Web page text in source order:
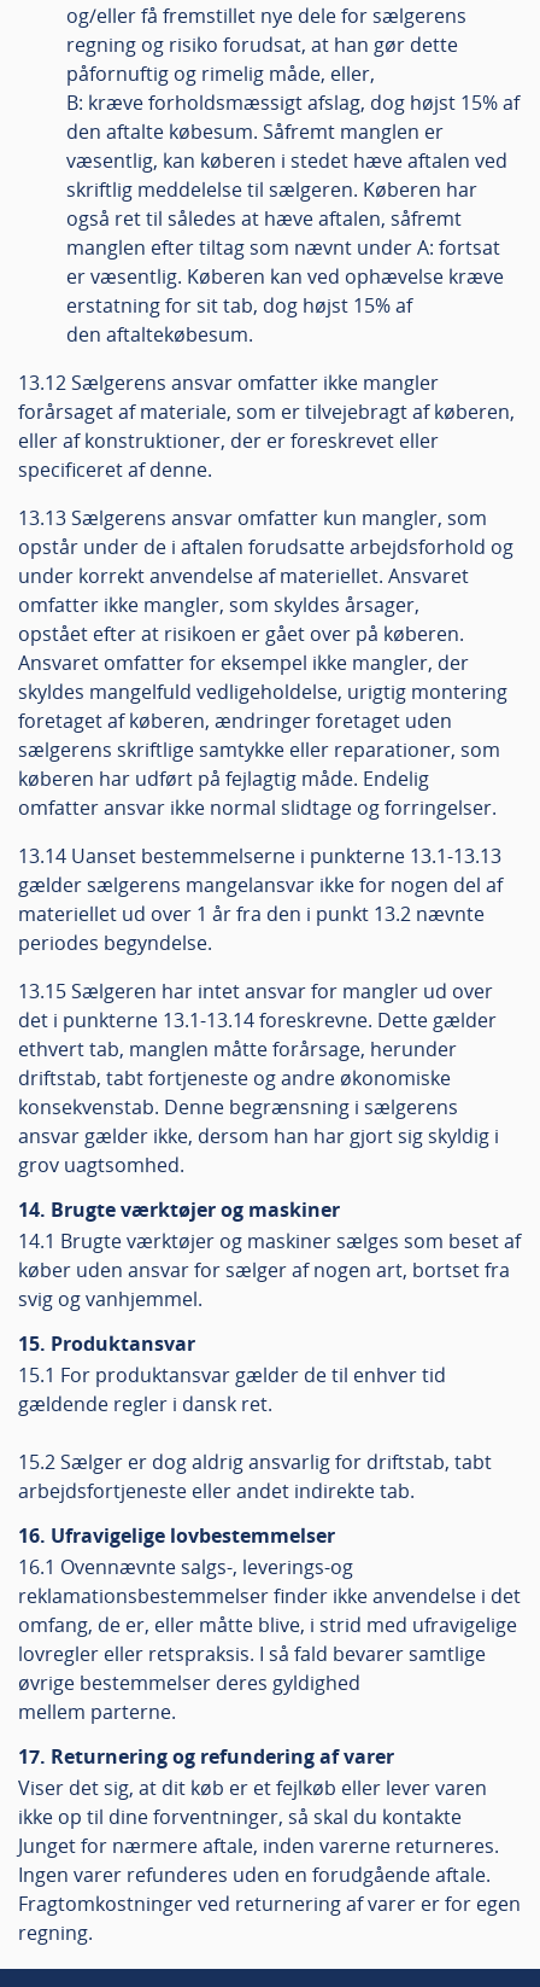
og/eller få fremstillet nye dele for sælgerens
regning og risiko forudsat, at han gør dette
påfornuftig og rimelig måde, eller,
B: kræve forholdsmæssigt afslag, dog højst 15% af
den aftalte købesum. Såfremt manglen er
væsentlig, kan køberen i stedet hæve aftalen ved
skriftlig meddelelse til sælgeren. Køberen har
også ret til således at hæve aftalen, såfremt
manglen efter tiltag som nævnt under A: fortsat
er væsentlig. Køberen kan ved ophævelse kræve
erstatning for sit tab, dog højst 15% af
den aftaltekøbesum.
13.12 Sælgerens ansvar omfatter ikke mangler
forårsaget af materiale, som er tilvejebragt af køberen,
eller af konstruktioner, der er foreskrevet eller
specificeret af denne.
13.13 Sælgerens ansvar omfatter kun mangler, som
opstår under de i aftalen forudsatte arbejdsforhold og
under korrekt anvendelse af materiellet. Ansvaret
omfatter ikke mangler, som skyldes årsager,
opstået efter at risikoen er gået over på køberen.
Ansvaret omfatter for eksempel ikke mangler, der
skyldes mangelfuld vedligeholdelse, urigtig montering
foretaget af køberen, ændringer foretaget uden
sælgerens skriftlige samtykke eller reparationer, som
køberen har udført på fejlagtig måde. Endelig
omfatter ansvar ikke normal slidtage og forringelser.
13.14 Uanset bestemmelserne i punkterne 13.1-13.13
gælder sælgerens mangelansvar ikke for nogen del af
materiellet ud over 1 år fra den i punkt 13.2 nævnte
periodes begyndelse.
13.15 Sælgeren har intet ansvar for mangler ud over
det i punkterne 13.1-13.14 foreskrevne. Dette gælder
ethvert tab, manglen måtte forårsage, herunder
driftstab, tabt fortjeneste og andre økonomiske
konsekvenstab. Denne begrænsning i sælgerens
ansvar gælder ikke, dersom han har gjort sig skyldig i
grov uagtsomhed.
14. Brugte værktøjer og maskiner
14.1 Brugte værktøjer og maskiner sælges som beset af
køber uden ansvar for sælger af nogen art, bortset fra
svig og vanhjemmel.
15. Produktansvar
15.1 For produktansvar gælder de til enhver tid
gældende regler i dansk ret.
15.2 Sælger er dog aldrig ansvarlig for driftstab, tabt
arbejdsfortjeneste eller andet indirekte tab.
16. Ufravigelige lovbestemmelser
16.1 Ovennævnte salgs-, leverings-og
reklamationsbestemmelser finder ikke anvendelse i det
omfang, de er, eller måtte blive, i strid med ufravigelige
lovregler eller retspraksis. I så fald bevarer samtlige
øvrige bestemmelser deres gyldighed
mellem parterne.
17. Returnering og refundering af varer
Viser det sig, at dit køb er et fejlkøb eller lever varen
ikke op til dine forventninger, så skal du kontakte
Junget for nærmere aftale, inden varerne returneres.
Ingen varer refunderes uden en forudgående aftale.
Fragtomkostninger ved returnering af varer er for egen
regning.
18. Juridisk navn og adresse